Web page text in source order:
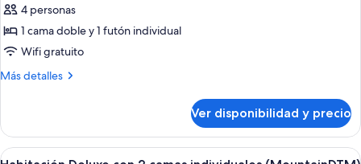
fotos
de
Habitación
Deluxe
4 personas
1 cama doble y 1 futón individual
Wifi gratuito
Más detalles
Más
Deluxe
(Ondol
Ver disponibilidad y precio
Ver Habitación de hotel con dos camas,